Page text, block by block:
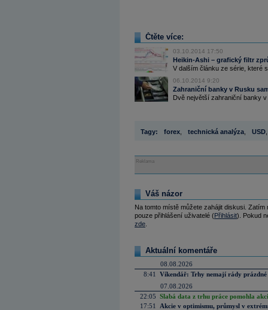
Čtěte více:
03.10.2014 17:50
Heikin-Ashi – grafický filtr
V dalším článku ze série, které
06.10.2014 9:20
Zahraniční banky v Rusku
Dvě největší zahraniční banky
Tagy: forex technická analýza USD
Reklama
Váš názor
Na tomto místě můžete zahájit diskusi.
pouze přihlášení uživatelé (Přihlásit). Pokud
zde
Aktuální komentáře
08.08.2026
8:41
Víkendář: Trhy nemají rády prázdné
07.08.2026
22:05 Slabá data z trhu práce pomohla
17:51
Akcie v optimismu, průmysl v